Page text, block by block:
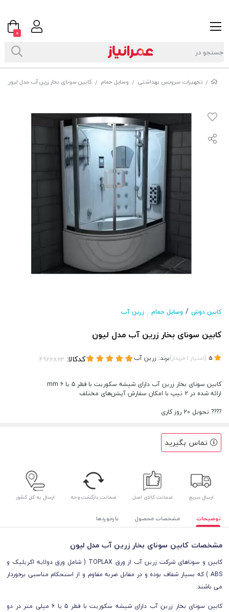
/ تجهیزات سرویس بهداشتی / وسایل حمام / کابین سونای بخار زرین آب مدل لیون
کابین دوش / وسایل حمام / زرین آب
کابین سونای بخار زرین آب مدل لیون
(امتیاز 1خریدار)برند: زرین آب کدکالا:
کابین سونای بخار زرین آب دارای شیشه سکوریت با قطر ۵ یا ۶ mm
ارائه شده در 2 تیپ با امکان سفارش آپشن‌های مختلف
???? تحویل 20 روز کاری
تماس بگیرید
ارسال سریع ضمانت کالای اصل ضمانت بازگشت وجه ارسال به کل کشور
توضیحات مشخصات محصول بازخوردها
مشخصات کابین سونای بخار زرین آب مدل لیون
کابین و سوناهای شرکت زرین آب از ورق TOPLAX ( شامل ورق دولایه اکریلیک و
ABS ) که بسیار شفاف بوده و در مقابل ضربه مقاوم و از استحکام مناسبی برخوردار
می باشند.
کابین سونای بخار زرین آب دارای شیشه سکوریت با قطر ۵ یا ۶ میلی متر در دو
0